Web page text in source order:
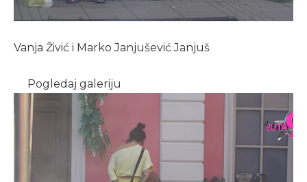
Vanja Živić i Marko Janjušević Janjuš
Pogledaj galeriju